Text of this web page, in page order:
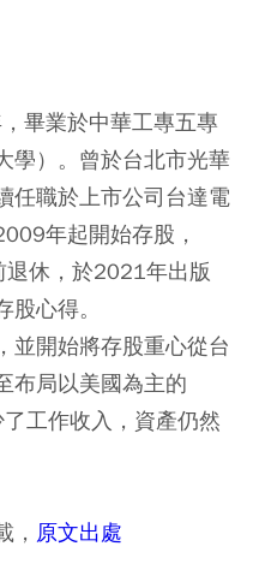
畢業於中華工專五專
學）。曾於台北市光華
任職於上市公司台達電
年起開始存股，
休，於2021年出版
股心得。
並開始將存股重心從台
布局以美國為主的
工作收入，資產仍然
， 原文出處